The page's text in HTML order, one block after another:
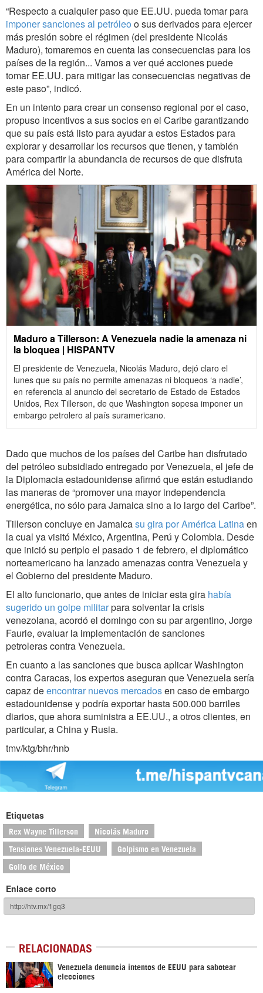
“Respecto a cualquier paso que EE.UU. pueda tomar para
imponer sanciones al petróleo o sus derivados para ejercer
más presión sobre el régimen (del presidente Nicolás
Maduro), tomaremos en cuenta las consecuencias para los
países de la región... Vamos a ver qué acciones puede
tomar EE.UU. para mitigar las consecuencias negativas de
este paso”, indicó.
En un intento para crear un consenso regional por el caso,
propuso incentivos a sus socios en el Caribe garantizando
que su país está listo para ayudar a estos Estados para
explorar y desarrollar los recursos que tienen, y también
para compartir la abundancia de recursos de que disfruta
América del Norte.
Maduro a Tillerson: A Venezuela nadie la amenaza ni
la bloquea | HISPANTV
El presidente de Venezuela, Nicolás Maduro, dejó claro el
lunes que su país no permite amenazas ni bloqueos ‘a nadie’,
en referencia al anuncio del secretario de Estado de Estados
Unidos, Rex Tillerson, de que Washington sopesa imponer un
embargo petrolero al país suramericano.
Dado que muchos de los países del Caribe han disfrutado
del petróleo subsidiado entregado por Venezuela, el jefe de
la Diplomacia estadounidense afirmó que están estudiando
las maneras de “promover una mayor independencia
energética, no sólo para Jamaica sino a lo largo del Caribe”.
Tillerson concluye en Jamaicasu gira por América Latinaen
la cual ya visitó México, Argentina, Perú y Colombia. Desde
que inició su periplo el pasado 1 de febrero, el diplomático
norteamericano ha lanzado amenazas contra Venezuela y
el Gobierno del presidente Maduro.
El alto funcionario, que antes de iniciar esta gira había
sugerido un golpe militarpara solventar la crisis
venezolana, acordó el domingo con su par argentino, Jorge
Faurie, evaluar la implementación de sanciones
petroleras contra Venezuela.
En cuanto a las sanciones que busca aplicar Washington
contra Caracas, los expertos aseguran que Venezuela sería
capaz deencontrar nuevos mercadosen caso de embargo
estadounidense y podría exportar hasta 500.000 barriles
diarios, que ahora suministra a EE.UU., a otros clientes, en
particular, a China y Rusia.
tmv/ktg/bhr/hnb
Etiquetas
Rex Wayne Tillerson Nicolás Maduro
Tensiones Venezuela-EEUU Golpismo en Venezuela
Golfo de México
Enlace corto
RELACIONADAS
Venezuela denuncia intentos de EEUU para sabotear
elecciones